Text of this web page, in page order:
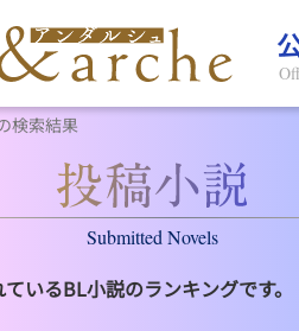
検索結果
Submitted Novels
いるBL小説のランキングです。